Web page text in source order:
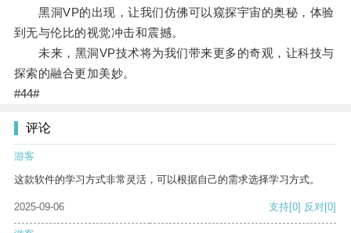
黑洞VP的出现，让我们仿佛可以窥探宇宙的奥秘，体验
到无与伦比的视觉冲击和震撼。
未来，黑洞VP技术将为我们带来更多的奇观，让科技与
探索的融合更加美妙。
#44#
评论
游客
这款软件的学习方式非常灵活，可以根据自己的需求选择学习方式。
2025-09-06 支持[0] 反对[0]